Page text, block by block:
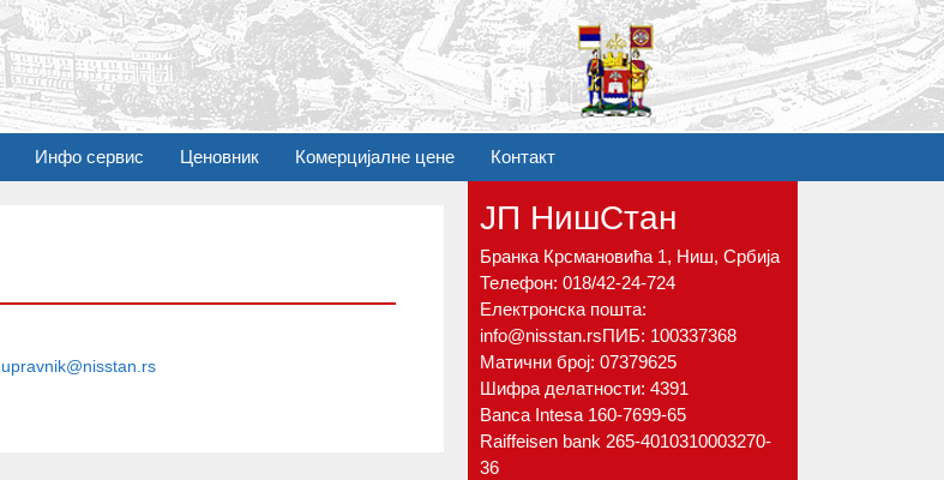
Инфо сервис Ценовник Комерцијалне цене Контакт
upravnik@nisstan.rs
ЈП НишСтан
Бранка Крсмановића 1, Ниш, Србија
Телефон: 018/42-24-724
Електронска пошта:
info@nisstan.rsПИБ: 100337368
Матични број: 07379625
Шифра делатности: 4391
Banca Intesa 160-7699-65
Raiffeisen bank 265-4010310003270-
36